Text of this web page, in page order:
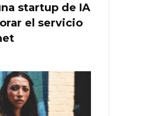
startup de IA
el servicio